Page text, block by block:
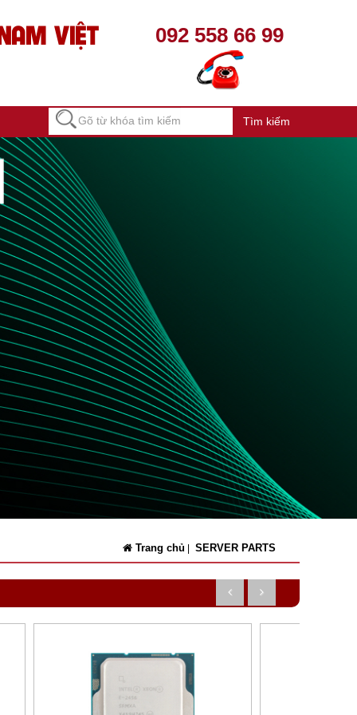
VIỆT 092 558 66 99
Tìm kiếm
Trang chủ SERVER PARTS